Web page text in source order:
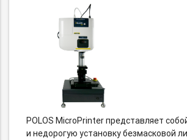
POLOS MicroPrinter представляет
и недорогую установку безмасковой